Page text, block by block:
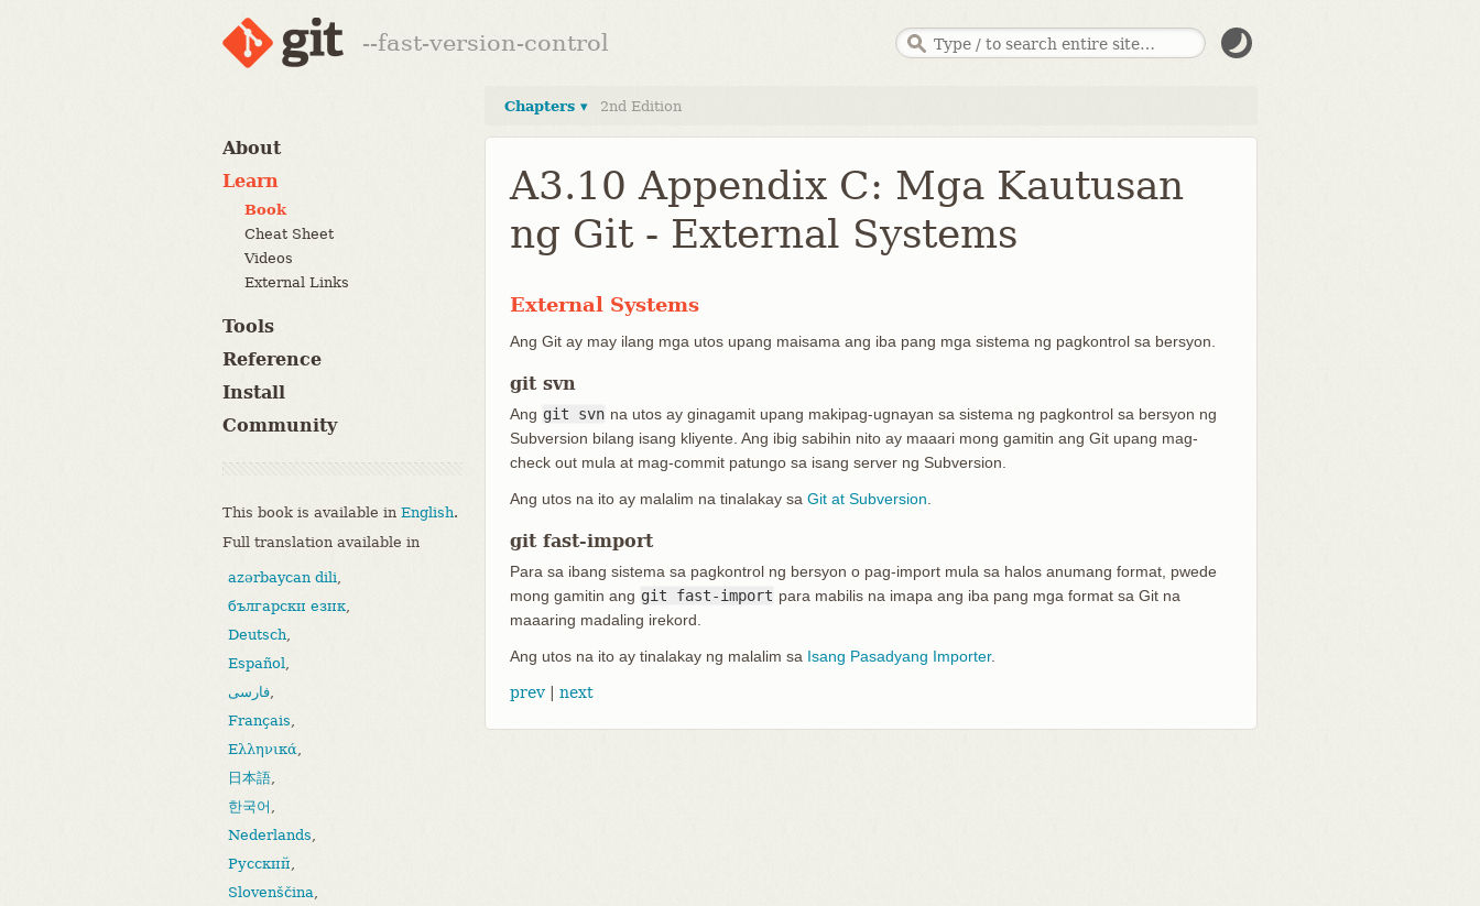
--fast-version-control
About
Learn
Book
Cheat Sheet
Videos
External Links
Tools
Reference
Install
Community
This book is available in English.
Full translation available in
azərbaycan dili,
български език,
Deutsch,
Español,
فارسی,
Français,
Ελληνικά,
日本語,
한국어 ,
Nederlands,
Русский,
Slovenščina,
Chapters ▾ 2nd Edition
A3.10 Appendix C: Mga Kautusan
ng Git - External Systems
External Systems
Ang Git ay may ilang mga utos upang maisama ang iba pang mga sistema ng pagkontrol sa bersyon.
git svn
Ang git svn na utos ay ginagamit upang makipag-ugnayan sa sistema ng pagkontrol sa bersyon ng
Subversion bilang isang kliyente. Ang ibig sabihin nito ay maaari mong gamitin ang Git upang mag-
check out mula at mag-commit patungo sa isang server ng Subversion.
Ang utos na ito ay malalim na tinalakay sa Git at Subversion
git fast-import
Para sa ibang sistema sa pagkontrol ng bersyon o pag-import mula sa halos anumang format, pwede
mong gamitin ang git fast-import para mabilis na imapa ang iba pang mga format sa Git na
maaaring madaling irekord.
Ang utos na ito ay tinalakay ng malalim sa Isang Pasadyang Importer.
prev next